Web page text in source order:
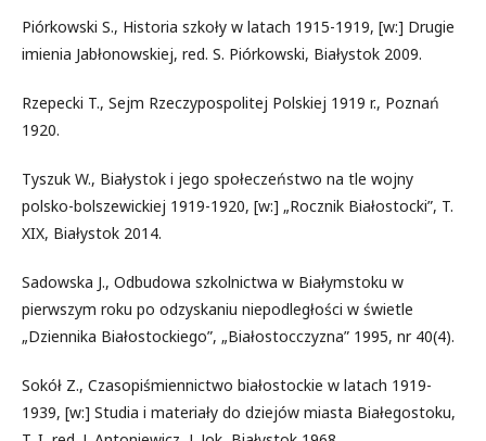
Piórkowski S., Historia szkoły w latach 1915-1919, [w:] Drugie
imienia Jabłonowskiej, red. S. Piórkowski, Białystok 2009.
Rzepecki T., Sejm Rzeczypospolitej Polskiej 1919 r., Poznań
1920.
Tyszuk W., Białystok i jego społeczeństwo na tle wojny
polsko-bolszewickiej 1919-1920, [w:] „Rocznik Białostocki”, T.
XIX, Białystok 2014.
Sadowska J., Odbudowa szkolnictwa w Białymstoku w
pierwszym roku po odzyskaniu niepodległości w świetle
„Dziennika Białostockiego”, „Białostocczyzna” 1995, nr 40(4).
Sokół Z., Czasopiśmiennictwo białostockie w latach 1919-
1939, [w:] Studia i materiały do dziejów miasta Białegostoku,